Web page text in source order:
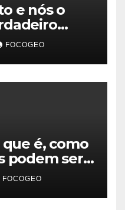
e nós o
de
FOCOGEO
que é, como
podem ser
fenômeno
no Brasil e
FOCOGEO